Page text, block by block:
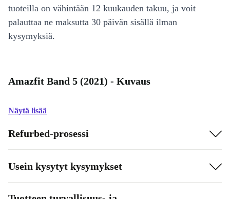
tuoteilla on vähintään 12 kuukauden takuu, ja voit
palauttaa ne maksutta 30 päivän sisällä ilman
kysymyksiä.
Amazfit Band 5 (2021) - Kuvaus
Näytä lisää
Refurbed-prosessi
Usein kysytyt kysymykset